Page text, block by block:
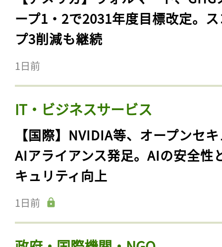
ープ1・2で2031年度目標改定。
プ3削減も継続
1日前
IT・ビジネスサービス
【国際】NVIDIA等、オープンセ
AIアライアンス発足。AIの安全性
キュリティ向上
1日前